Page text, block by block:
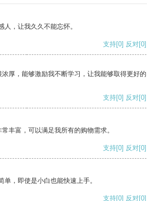
人，让我久久不能忘怀。
支持[0] 反对[0]
厚，能够激励我不断学习，让我能够取得更好的
支持[0] 反对[0]
丰富，可以满足我所有的购物需求。
支持[0] 反对[0]
单，即使是小白也能快速上手。
支持[0] 反对[0]